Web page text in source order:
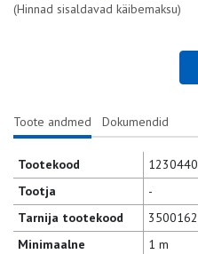
(Hinnad sisaldavad käibemaksu)
Toote andmed Dokumendid
Tootekood
1230440
Tootja
-
Tarnija tootekood
3500162
Minimaalne
1 m